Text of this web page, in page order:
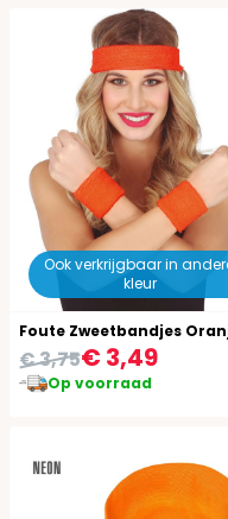
Ook verkrijgbaar in
kleur
Foute Zweetbandjes
€ 3,49
€ 3,75
Op voorraad